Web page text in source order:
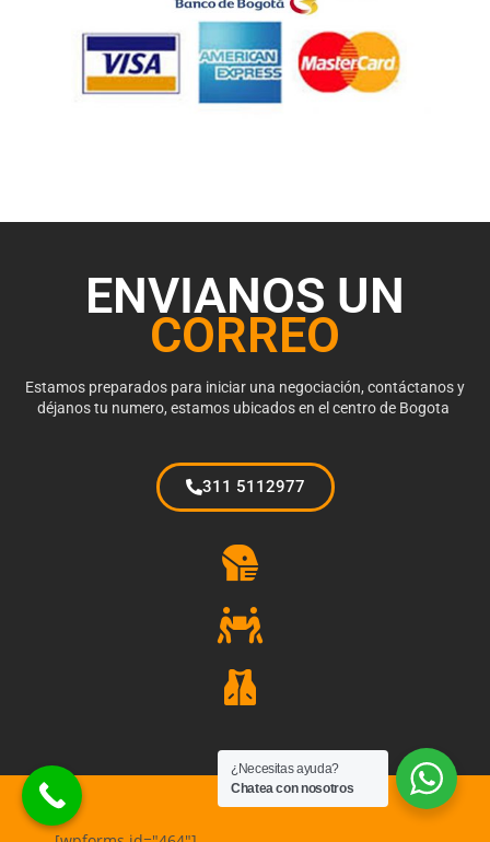
ENVIANOS UN
CORREO
Estamos preparados para iniciar una negociación, contáctanos y
déjanos tu numero, estamos ubicados en el centro de Bogota
311 5112977
¿Necesitas ayuda?
Chatea con nosotros